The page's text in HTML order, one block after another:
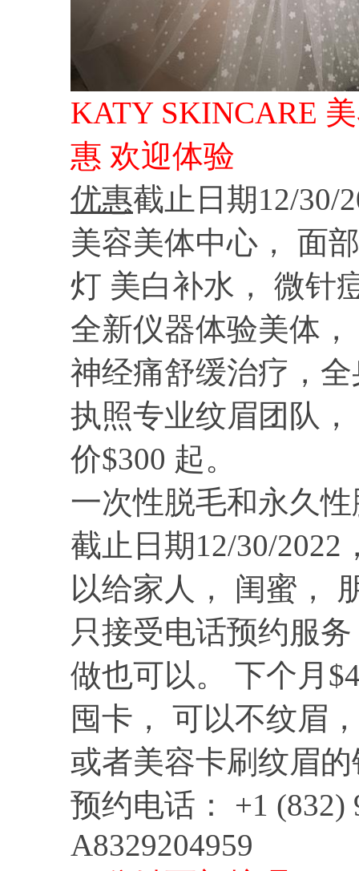
KATY SKINCARE
惠 欢迎体验
优惠截止日期12/30/
美容美体中心， 面
灯 美白补水， 微针
全新仪器体验美体
神经痛舒缓治疗，
执照专业纹眉团队
价$300 起。
一次性脱毛和永久
截止日期12/30/
以给家人， 闺蜜，
只接受电话预约服
做也可以。 下个月
囤卡， 可以不纹眉
或者美容卡刷纹眉的
预约电话： +1 (832)
A8329204959